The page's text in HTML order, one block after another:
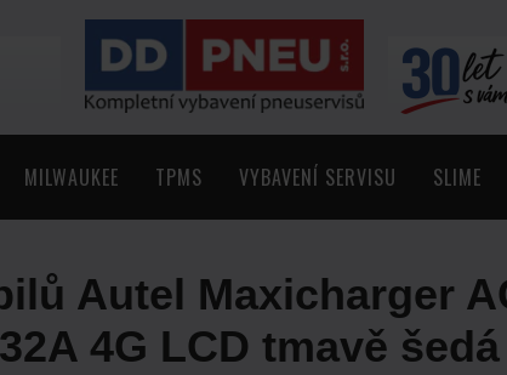
MILWAUKEE TPMS VYBAVENÍ SERVISU SLIME
Autel Maxicharger
4G LCD tmavě šedá